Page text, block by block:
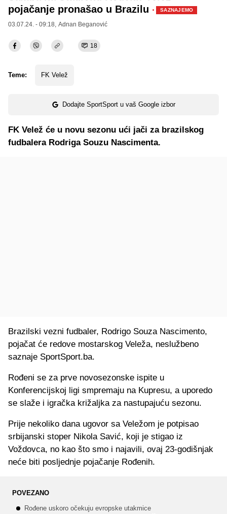
pojačanje pronašao u Brazilu · SAZNAJEMO
03.07.24. - 09:18, Adnan Beganović
18
Teme: FK Velež
Dodajte SportSport u vaš Google izbor
FK Velež će u novu sezonu ući jači za brazilskog
fudbalera Rodriga Souzu Nascimenta.
Brazilski vezni fudbaler, Rodrigo Souza Nascimento,
pojačat će redove mostarskog Veleža, neslužbeno
saznaje SportSport.ba.
Rođeni se za prve novosezonske ispite u
Konferencijskoj ligi smpremaju na Kupresu, a uporedo
se slaže i igračka križaljka za nastupajuću sezonu.
Prije nekoliko dana ugovor sa Veležom je potpisao
srbijanski stoper Nikola Savić, koji je stigao iz
Voždovca, no kao što smo i najavili, ovaj 23-godišnjak
neće biti posljednje pojačanje Rođenih.
POVEZANO
Rođene uskoro očekuju evropske utakmice